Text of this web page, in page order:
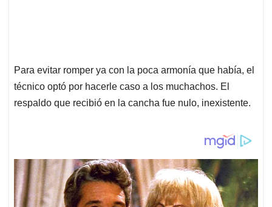
Para evitar romper ya con la poca armonía que había, el
técnico optó por hacerle caso a los muchachos. El
respaldo que recibió en la cancha fue nulo, inexistente.